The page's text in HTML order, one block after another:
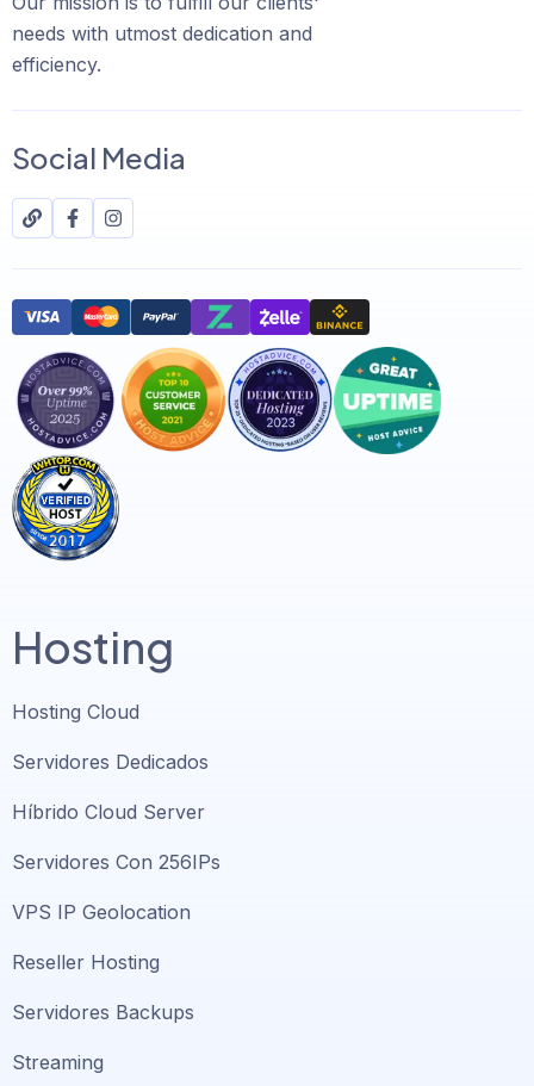
needs with utmost dedication and
efficiency.
Social Media
Hosting
Hosting Cloud
Servidores Dedicados
Híbrido Cloud Server
Servidores Con 256IPs
VPS IP Geolocation
Reseller Hosting
Servidores Backups
Streaming